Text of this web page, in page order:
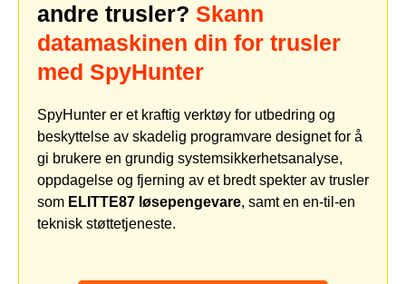
andre trusler? Skann
datamaskinen din for trusler
med SpyHunter
SpyHunter er et kraftig verktøy for utbedring og
beskyttelse av skadelig programvare designet for å
gi brukere en grundig systemsikkerhetsanalyse,
oppdagelse og fjerning av et bredt spekter av trusler
som ELITTE87 løsepengevare, samt en en-til-en
teknisk støttetjeneste.